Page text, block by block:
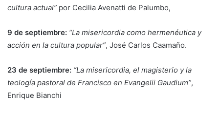
cultura actual” por Cecilia Avenatti de Palumbo,
9 de septiembre: “La misericordia como hermenéutica y
acción en la cultura popular”, José Carlos Caamaño.
23 de septiembre: “La misericordia, el magisterio y la
teología pastoral de Francisco en Evangelii Gaudium”,
Enrique Bianchi